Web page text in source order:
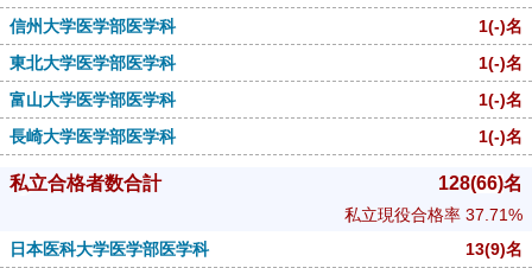
信州大学医学部医学科
1(-)名
東北大学医学部医学科
1(-)名
富山大学医学部医学科
1(-)名
長崎大学医学部医学科
1(-)名
私立合格者数合計 128(66)名
私立現役合格率 37.71%
日本医科大学医学部医学科
13(9)名